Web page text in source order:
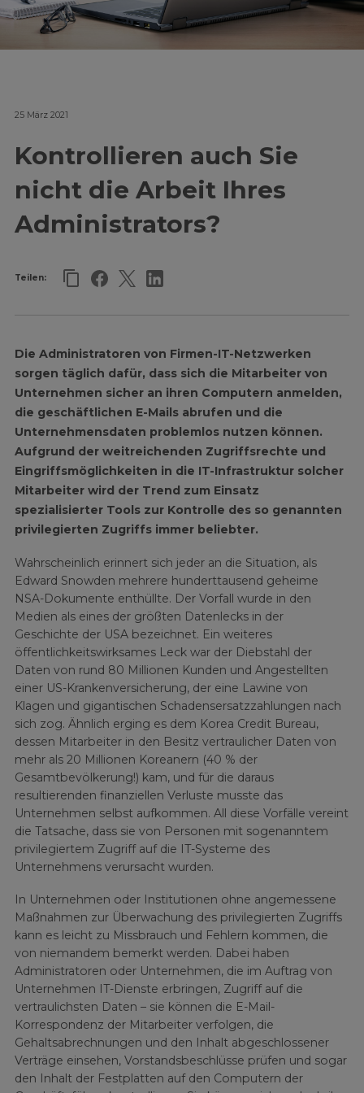
25 März 2021
Kontrollieren auch Sie
nicht die Arbeit Ihres
Administrators?
Teilen:
Die Administratoren von Firmen-IT-Netzwerken
sorgen täglich dafür, dass sich die Mitarbeiter von
Unternehmen sicher an ihren Computern anmelden,
die geschäftlichen E-Mails abrufen und die
Unternehmensdaten problemlos nutzen können.
Aufgrund der weitreichenden Zugriffsrechte und
Eingriffsmöglichkeiten in die IT-Infrastruktur solcher
Mitarbeiter wird der Trend zum Einsatz
spezialisierter Tools zur Kontrolle des so genannten
privilegierten Zugriffs immer beliebter.
Wahrscheinlich erinnert sich jeder an die Situation, als
Edward Snowden mehrere hunderttausend geheime
NSA-Dokumente enthüllte. Der Vorfall wurde in den
Medien als eines der größten Datenlecks in der
Geschichte der USA bezeichnet. Ein weiteres
öffentlichkeitswirksames Leck war der Diebstahl der
Daten von rund 80 Millionen Kunden und Angestellten
einer US-Krankenversicherung, der eine Lawine von
Klagen und gigantischen Schadensersatzzahlungen nach
sich zog. Ähnlich erging es dem Korea Credit Bureau,
dessen Mitarbeiter in den Besitz vertraulicher Daten von
mehr als 20 Millionen Koreanern (40 % der
Gesamtbevölkerung!) kam, und für die daraus
resultierenden finanziellen Verluste musste das
Unternehmen selbst aufkommen. All diese Vorfälle vereint
die Tatsache, dass sie von Personen mit sogenanntem
privilegiertem Zugriff auf die IT-Systeme des
Unternehmens verursacht wurden.
In Unternehmen oder Institutionen ohne angemessene
Maßnahmen zur Überwachung des privilegierten Zugriffs
kann es leicht zu Missbrauch und Fehlern kommen, die
von niemandem bemerkt werden. Dabei haben
Administratoren oder Unternehmen, die im Auftrag von
Unternehmen IT-Dienste erbringen, Zugriff auf die
vertraulichsten Daten – sie können die E-Mail-
Korrespondenz der Mitarbeiter verfolgen, die
Gehaltsabrechnungen und den Inhalt abgeschlossener
Verträge einsehen, Vorstandsbeschlüsse prüfen und sogar
den Inhalt der Festplatten auf den Computern der